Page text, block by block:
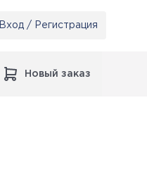
Вход / Регистрация
Новый заказ